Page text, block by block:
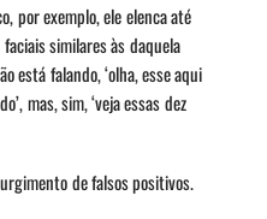
por exemplo, ele elenca até
similares às daquela
está falando, ‘olha, esse aqui
mas, sim, ‘veja essas dez
de falsos positivos.